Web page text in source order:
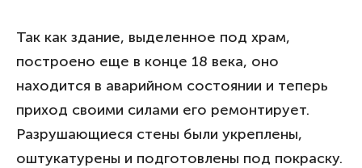
Так как здание, выделенное под храм,
построено еще в конце 18 века, оно
находится в аварийном состоянии и теперь
приход своими силами его ремонтирует.
Разрушающиеся стены были укреплены,
оштукатурены и подготовлены под покраску.